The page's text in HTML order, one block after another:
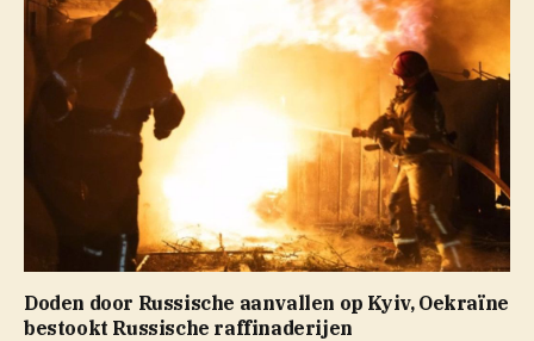
Doden door Russische aanvallen op Kyiv, Oekraïne
bestookt Russische raffinaderijen